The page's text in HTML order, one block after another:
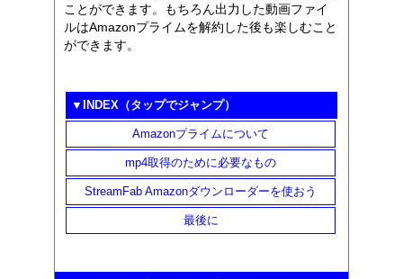
ことができます。もちろん出力した動画ファイ
ルはAmazonプライムを解約した後も楽しむこと
ができます。
▼INDEX（タップでジャンプ）
Amazonプライムについて
mp4取得のために必要なもの
StreamFab Amazonダウンローダーを使おう
最後に